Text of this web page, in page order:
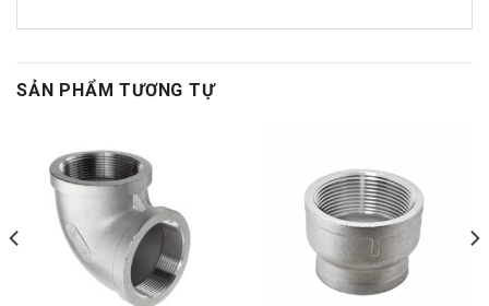
SẢN PHẨM TƯƠNG TỰ